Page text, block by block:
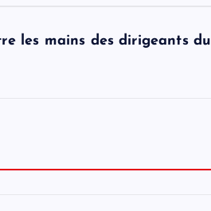
les mains des dirigeants du